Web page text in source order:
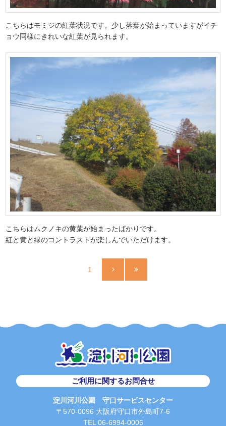
こちらはモミジの紅葉状況です。少し落葉が始まっていますがイチ
ョウ同様にきれいな紅葉が見られます。
こちらはムクノキの黄葉が始まったばかりです。
紅と黄と緑のコントラストが楽しんでいただけます。
1
ご利用に関するお問合せ
淀川河川公園 守口サービスセンター
〒570-0096 大阪府守口市外島町7-6
TEL 06-6994-0006